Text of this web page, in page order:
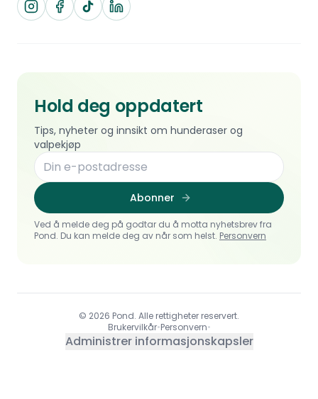
Hold deg oppdatert
Tips, nyheter og innsikt om hunderaser og
valpekjøp
Abonner
Ved å melde deg på godtar du å motta nyhetsbrev fra
Pond. Du kan melde deg av når som helst. Personvern
© 2026 Pond. Alle rettigheter reservert.
Brukervilkår•Personvern•
Administrer informasjonskapsler